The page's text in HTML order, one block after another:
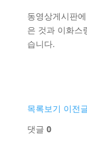
동영상게시판
은 것과 이화스
습니다.
목록보기 이전
댓글 0